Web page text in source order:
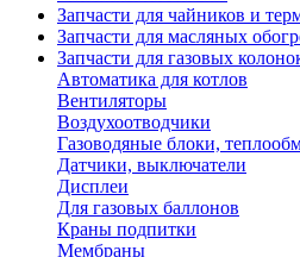
Запчасти для чайников и
Запчасти для масляных
Запчасти для газовых
Автоматика для котлов
Вентиляторы
Воздухоотводчики
Газоводяные блоки,
Датчики, выключатели
Дисплеи
Для газовых баллонов
Краны подпитки
Мембраны